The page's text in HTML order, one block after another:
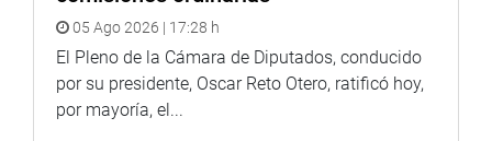
05 Ago 2026 | 17:28 h
El Pleno de la Cámara de Diputados, conducido
por su presidente, Oscar Reto Otero, ratificó hoy,
por mayoría, el...